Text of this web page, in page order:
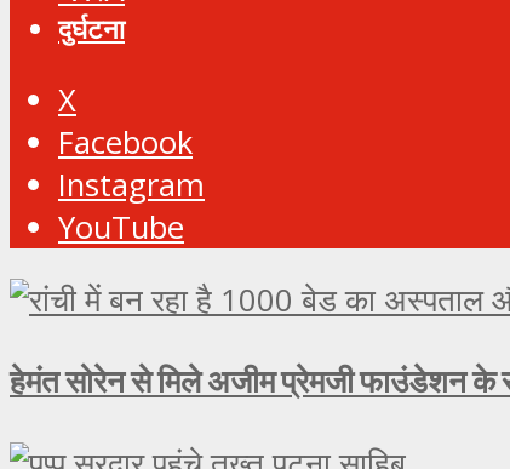
दुर्घटना
X
Facebook
Instagram
YouTube
हेमंत सोरेन से मिले अजीम प्रेमजी फाउंडेशन के